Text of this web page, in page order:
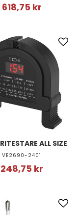
618,75 kr
ALL SIZE
VE2690-2401
248,75 kr